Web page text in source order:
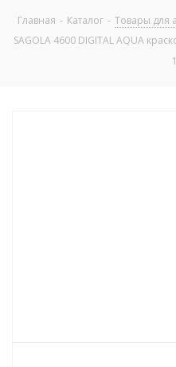
Главная - Каталог - Товары для
SAGOLA 4600 DIGITAL AQUA